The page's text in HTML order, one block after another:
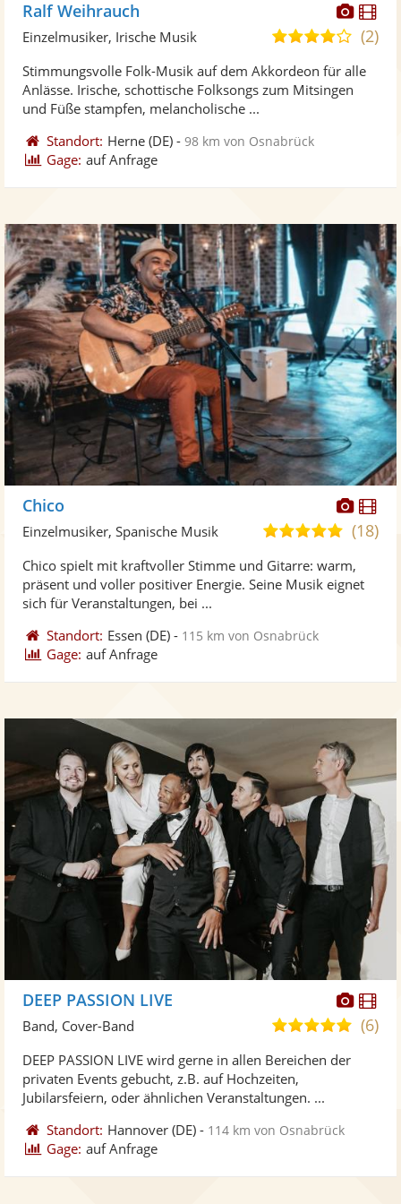
Fotos
Ralf Weihrauch
4,1
5
(2)
Einzelmusiker, Irische Musik
Stimmungsvolle Folk-Musik auf dem Akkordeon für alle
Anlässe. Irische, schottische Folksongs zum Mitsingen
und Füße stampfen, melancholische ...
Standort: Herne (DE) -98 km von Osnabrück
Gage: auf Anfrage
Fotos
Chico
5,0
5
Sternen
(18)
Einzelmusiker, Spanische Musik
Chico spielt mit kraftvoller Stimme und Gitarre: warm,
präsent und voller positiver Energie. Seine Musik eignet
sich für Veranstaltungen, bei ...
Standort: Essen (DE) - 115 km von Osnabrück
Gage: auf Anfrage
DEEP PASSION LIVE
5,0(6)
Band, Cover-Band
DEEP PASSION LIVE wird gerne in allen Bereichen der
privaten Events gebucht, z.B. auf Hochzeiten,
Jubilarsfeiern, oder ähnlichen Veranstaltungen. ...
Standort: Hannover (DE) - 114 km von Osnabrück
Gage: auf Anfrage